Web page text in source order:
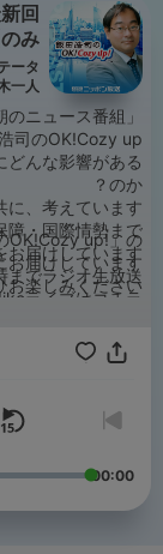
回
のみ】
ータ
一人
「ニッポンと世界の今が分かる朝のニュース番組」
司のOK!Cozy up!
どんな影響がある
のか？
、考えています！
・国際情勢まで、
届けしています。
までラジオ生放送
ライブはコチラ
OK!Cozy up!」の
届けしています！
お楽しみください。
00:00